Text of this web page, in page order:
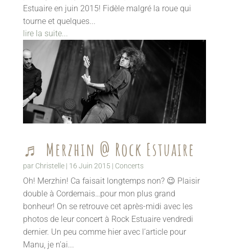
Estuaire en juin 2015! Fidèle malgré la roue qui
tourne et quelques...
lire la suite...
♬ Merzhin @ Rock Estuaire
par Christelle| 16 Juin 2015 | Concerts
Oh! Merzhin! Ca faisait longtemps non? 😉 Plaisir
double à Cordemais…pour mon plus grand
bonheur! On se retrouve cet après-midi avec les
photos de leur concert à Rock Estuaire vendredi
dernier. Un peu comme hier avec l’article pour
Manu, je n’ai...